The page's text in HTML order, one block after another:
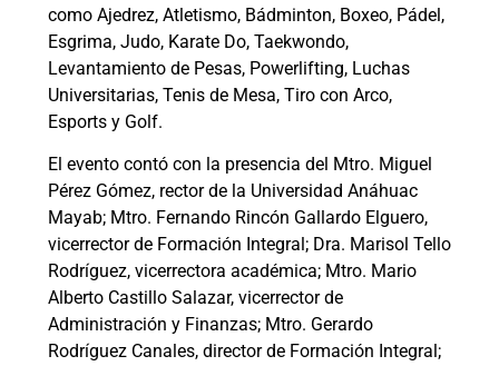
como Ajedrez, Atletismo, Bádminton, Boxeo, Pádel,
Esgrima, Judo, Karate Do, Taekwondo,
Levantamiento de Pesas, Powerlifting, Luchas
Universitarias, Tenis de Mesa, Tiro con Arco,
Esports y Golf.
El evento contó con la presencia del Mtro. Miguel
Pérez Gómez, rector de la Universidad Anáhuac
Mayab; Mtro. Fernando Rincón Gallardo Elguero,
vicerrector de Formación Integral; Dra. Marisol Tello
Rodríguez, vicerrectora académica; Mtro. Mario
Alberto Castillo Salazar, vicerrector de
Administración y Finanzas; Mtro. Gerardo
Rodríguez Canales, director de Formación Integral;